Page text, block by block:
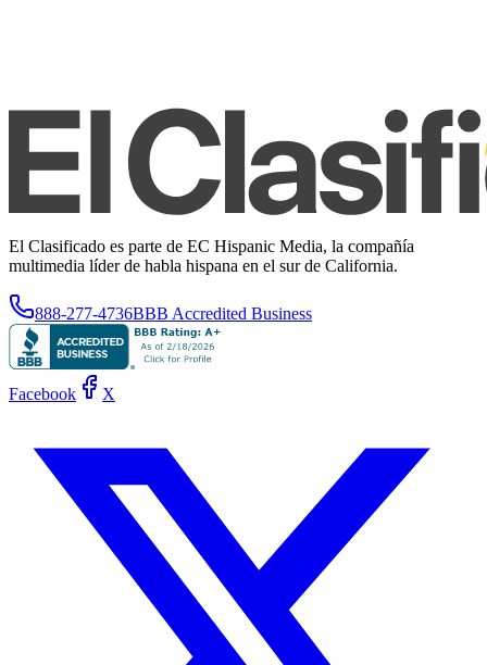
El Clasificado es parte de EC Hispanic Media, la compañía
multimedia líder de habla hispana en el sur de California.
888-277-4736BBB Accredited Business
Facebook X